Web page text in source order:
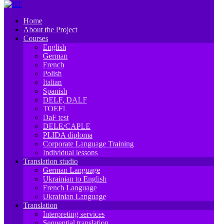
Home
About the Project
Courses
English
German
French
Polish
Italian
Spanish
DELF, DALF
TOEFL
DaF test
DELE/CAPLE
PLIDA diploma
Corporate Language Training
Individual lessons
Translation studio
German Language
Ukrainian to English
French Language
Ukrainian Language
Translation
Interpreting services